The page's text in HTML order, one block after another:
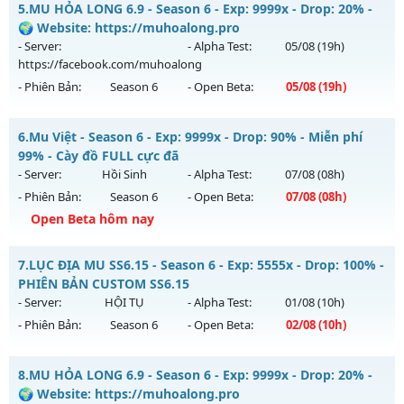
Antihack: Anti Vip
Mu mới ra tháng 08 2026 - Mở máy chủ
06/08/2626
Exp: 9998x - Drop: 90%
Antihack: Dragon
5.MU HỎA LONG 6.9 - Season 6 - Exp: 9999x - Drop: 20% -
🌍 Website: https://muhoalong.pro
- Server:
https://facebook.com/muhoalong
- Alpha Test: 05/08(19h)
- Phiên Bản: Season 6 - Open Beta: 05/08(19h)
MU HỎA LONG 6.9 - 🌍 Website: https://muhoalong.pro
Mu mới ra tháng 08 2026 - Mở máy chủ
https://facebook.com/muhoalongvào 19h ngày
05/08/2626
Exp: 9999x - Drop: 20%
Thể loại: Mu Nguyên bản Webzen
Antihack: XShield
6.Mu Việt - Season 6 - Exp: 9999x - Drop: 90% - Miễn phí
99% - Cày đồ FULL cực đã
- Server: Hồi Sinh - Alpha Test: 07/08(08h)
- Phiên Bản:
Season 6 - Open Beta: 07/08(08h)
Open Beta hôm nay
Mu mới ra tháng 08 2026 - Mở máy chủ
ngày 07/08/2626
Exp: 9999x - Drop: 90%
Thể loại: Mu Nguyên bản Webzen
7.LỤC ĐỊA MU SS6.15 - Season 6 - Exp: 5555x - Drop: 100% -
PHIÊN BẢN CUSTOM SS6.15
- Server: HỘI TỤ - Alpha Test: 01/08(10h)
- Phiên Bản:
Season 6 - Open Beta: 02/08(10h)
LỤC ĐỊA MU SS6.15 - PHIÊN BẢN CUSTOM SS6.15
Mu mới ra tháng 08 2026 - Mở máy chủ
8.MU HỎA LONG 6.9 - Season 6 - Exp: 9999x - Drop: 20% -
🌍 Website: https://muhoalong.pro